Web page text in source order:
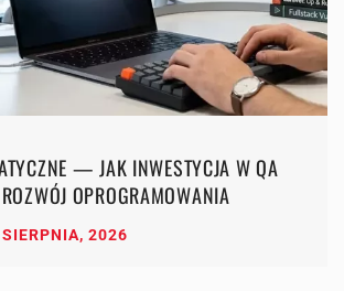
— JAK INWESTYCJA W QA
OPROGRAMOWANIA
2026